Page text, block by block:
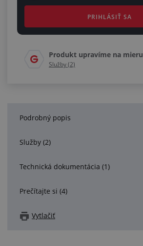
PRIHLÁSIŤ SA
Produkt upravíme na mieru
Služby (2)
Podrobný popis
Služby (2)
Technická dokumentácia (1)
Prečítajte si (4)
Vytlačiť